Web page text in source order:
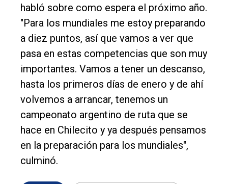
habló sobre como espera el próximo año.
"Para los mundiales me estoy preparando
a diez puntos, así que vamos a ver que
pasa en estas competencias que son muy
importantes. Vamos a tener un descanso,
hasta los primeros días de enero y de ahí
volvemos a arrancar, tenemos un
campeonato argentino de ruta que se
hace en Chilecito y ya después pensamos
en la preparación para los mundiales",
culminó.